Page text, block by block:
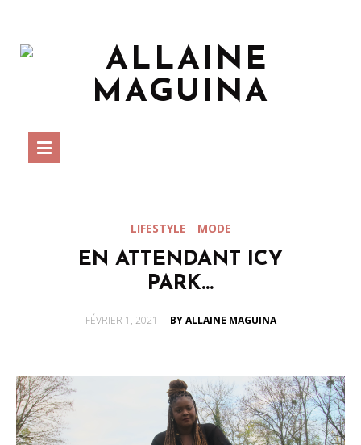
LIFESTYLE MODE
EN ATTENDANT ICY
PARK…
POSTED
FÉVRIER 1, 2021 BY ALLAINE MAGUINA